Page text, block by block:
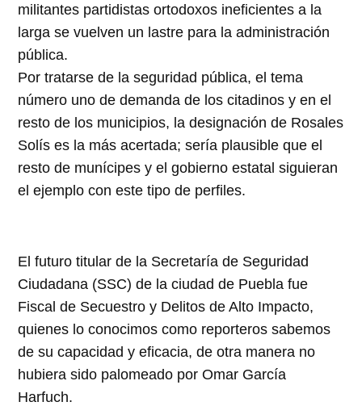
militantes partidistas ortodoxos ineficientes a la
larga se vuelven un lastre para la administración
pública.
Por tratarse de la seguridad pública, el tema
número uno de demanda de los citadinos y en el
resto de los municipios, la designación de Rosales
Solís es la más acertada; sería plausible que el
resto de munícipes y el gobierno estatal siguieran
el ejemplo con este tipo de perfiles.
El futuro titular de la Secretaría de Seguridad
Ciudadana (SSC) de la ciudad de Puebla fue
Fiscal de Secuestro y Delitos de Alto Impacto,
quienes lo conocimos como reporteros sabemos
de su capacidad y eficacia, de otra manera no
hubiera sido palomeado por Omar García
Harfuch.